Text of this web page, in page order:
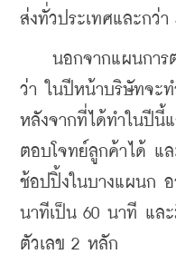
ส่งทั่วประเทศและกว่า
นอกจากแผนการต
ว่า ในปีหน้าบริษัทจะ
หลังจากที่ได้ทำในปีนี้
ตอบโจทย์ลูกค้าได้ แล
ช้อปปิ้งในบางแผนก
นาทีเป็น 60 นาที และ
ตัวเลข 2 หลัก